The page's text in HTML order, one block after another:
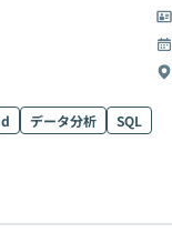
データ分析 SQL